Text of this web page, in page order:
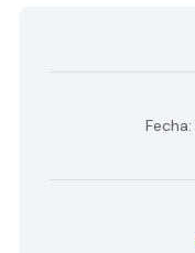
Fecha: